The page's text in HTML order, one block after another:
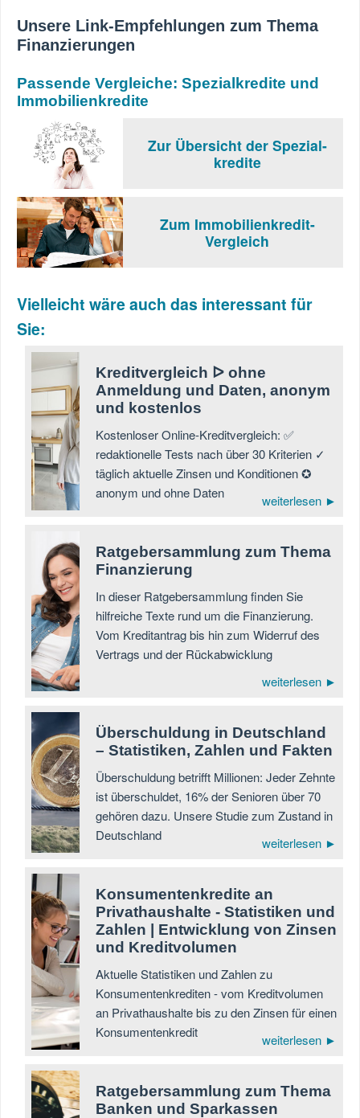
Unsere Link-Empfehlungen zum Thema
Finanzierungen
Passende Vergleiche: Spezialkredite und
Immobilienkredite
Zur Übersicht der Spezial-
­­kredite
Zum Immobilienkredit-
Vergleich
Vielleicht wäre auch das interessant für
Sie:
Kreditvergleich ᐅ ohne
Anmeldung und Daten, anonym
und kostenlos
Kostenloser Online-Kreditvergleich: ✅
redaktionelle Tests nach über 30 Kriterien ✓
täglich aktuelle Zinsen und Konditionen ✪
anonym und ohne Daten
weiterlesen ►
Ratgebersammlung zum Thema
Finanzierung
In dieser Ratgebersammlung finden Sie
hilfreiche Texte rund um die Finanzierung.
Vom Kreditantrag bis hin zum Widerruf des
Vertrags und der Rückabwicklung
weiterlesen ►
Überschuldung in Deutschland
– Statistiken, Zahlen und Fakten
Überschuldung betrifft Millionen: Jeder Zehnte
ist überschuldet, 16% der Senioren über 70
gehören dazu. Unsere Studie zum Zustand in
Deutschland
weiterlesen ►
Konsumentenkredite an
Privathaushalte - Statistiken und
Zahlen | Entwicklung von Zinsen
und Kreditvolumen
Aktuelle Statistiken und Zahlen zu
Konsumentenkrediten - vom Kreditvolumen
an Privathaushalte bis zu den Zinsen für einen
Konsumentenkredit
weiterlesen ►
Ratgebersammlung zum Thema
Banken und Sparkassen